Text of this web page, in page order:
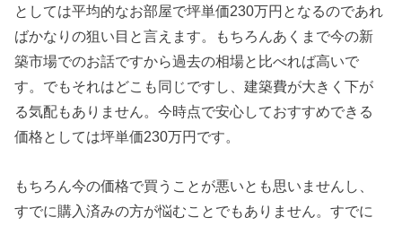
としては平均的なお部屋で坪単価230万円となるのであれ
ばかなりの狙い目と言えます。もちろんあくまで今の新
築市場でのお話ですから過去の相場と比べれば高いで
す。でもそれはどこも同じですし、建築費が大きく下が
る気配もありません。今時点で安心しておすすめできる
価格としては坪単価230万円です。
もちろん今の価格で買うことが悪いとも思いませんし、
すでに購入済みの方が悩むことでもありません。すでに